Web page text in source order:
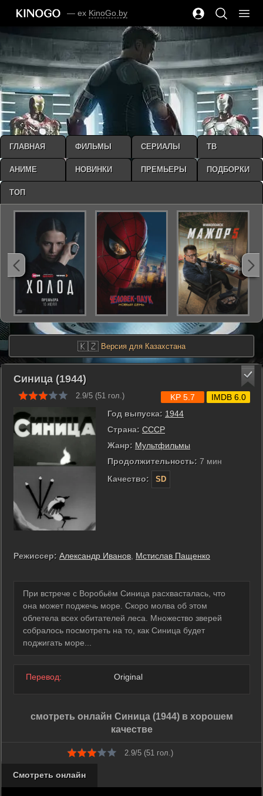
— ex KinoGo.by
🇰🇿 Версия для Казахстана
Синица (1944)
2.9/5 (51 гол.)
Год выпуска: 1944
Страна: СССР
Жанр: Мультфильмы
Продолжительность: 7 мин
Качество:
SD
KP 5.7 IMDB 6.0
Режиссер: Александр Иванов Мстислав Пащенко
При встрече с Воробьём Синица расхвасталась, что
она может поджечь море. Скоро молва об этом
облетела всех обитателей леса. Множество зверей
собралось посмотреть на то, как Синица будет
поджигать море...
Перевод: Original
смотреть онлайн Синица (1944) в хорошем
качестве
2.9/5 (51 гол.)
Смотреть онлайн
ГЛАВНАЯ ФИЛЬМЫ СЕРИАЛЫ ТВ
АНИМЕ НОВИНКИ ПРЕМЬЕРЫ ПОДБОРКИ
ТОП